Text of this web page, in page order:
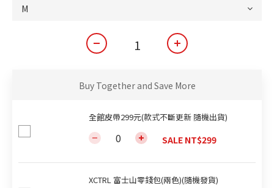
Buy Together and Save More
全館皮帶299元(款式不斷更新 隨機出貨)
SALE NT$299
XCTRL 富士山零錢包(兩色)(隨機發貨)